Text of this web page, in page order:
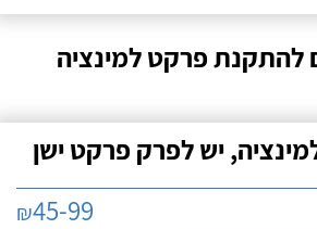
להתקנת פרקט למינציה
יש לפרק פרקט ישן
₪45-99